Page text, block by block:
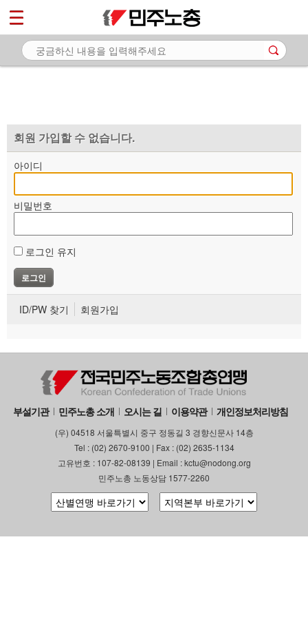
회원 가입할 수 없습니다.
아이디
비밀번호
로그인 유지
ID/PW 찾기 회원가입
부설기관 민주노총 소개 오시는 길 이용약관 개인정보처리방침
(우) 04518 서울특별시 중구 정동길 3 경향신문사 14층
Tel : (02) 2670-9100 | Fax : (02) 2635-1134
고유번호 : 107-82-08139 | Email : kctu@nodong.org
민주노총 노동상담 1577-2260
마이페이지
소개
자료
부설기관